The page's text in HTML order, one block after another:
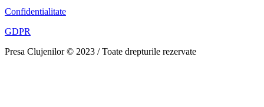
Confidentialitate
GDPR
Presa Clujenilor © 2023 / Toate drepturile rezervate